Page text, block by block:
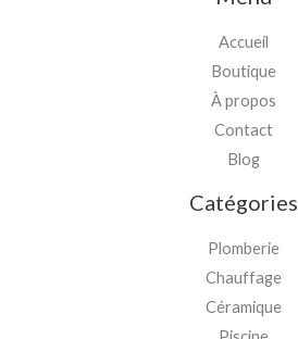
Accueil
Boutique
À propos
Contact
Blog
Catégories
Plomberie
Chauffage
Céramique